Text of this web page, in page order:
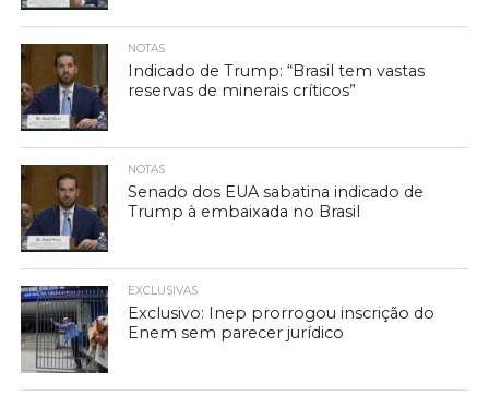
NOTAS
Indicado de Trump: “Brasil tem vastas
reservas de minerais críticos”
NOTAS
Senado dos EUA sabatina indicado de
Trump à embaixada no Brasil
EXCLUSIVAS
Exclusivo: Inep prorrogou inscrição do
Enem sem parecer jurídico